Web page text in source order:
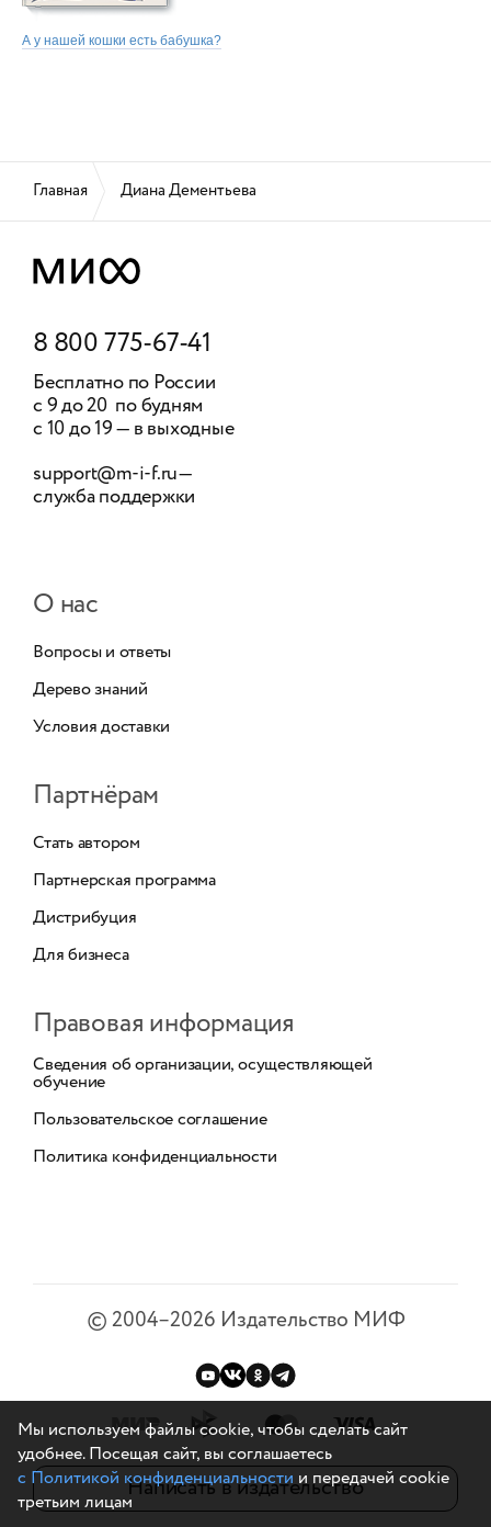
А у нашей кошки есть бабушка?
Главная Диана Дементьева
8 800 775-67-41
Бесплатно по России
с 9 до 20 по будням
с 10 до 19 — в выходные
support@m-i-f.ru—
служба поддержки
О нас
Вопросы и ответы
Дерево знаний
Условия доставки
Партнёрам
Стать автором
Партнерская программа
Дистрибуция
Для бизнеса
Правовая информация
Сведения об организации, осуществляющей
обучение
Пользовательское соглашение
Политика конфиденциальности
©2004–2026 Издательство МИФ
Написать в издательство
Мы используем файлы cookie, чтобы сделать сайт
удобнее. Посещая сайт, вы соглашаетесь
с Политикой конфиденциальностии передачей cookie
третьим лицам